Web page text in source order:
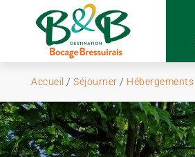
Accueil / Séjourner / Hébergements